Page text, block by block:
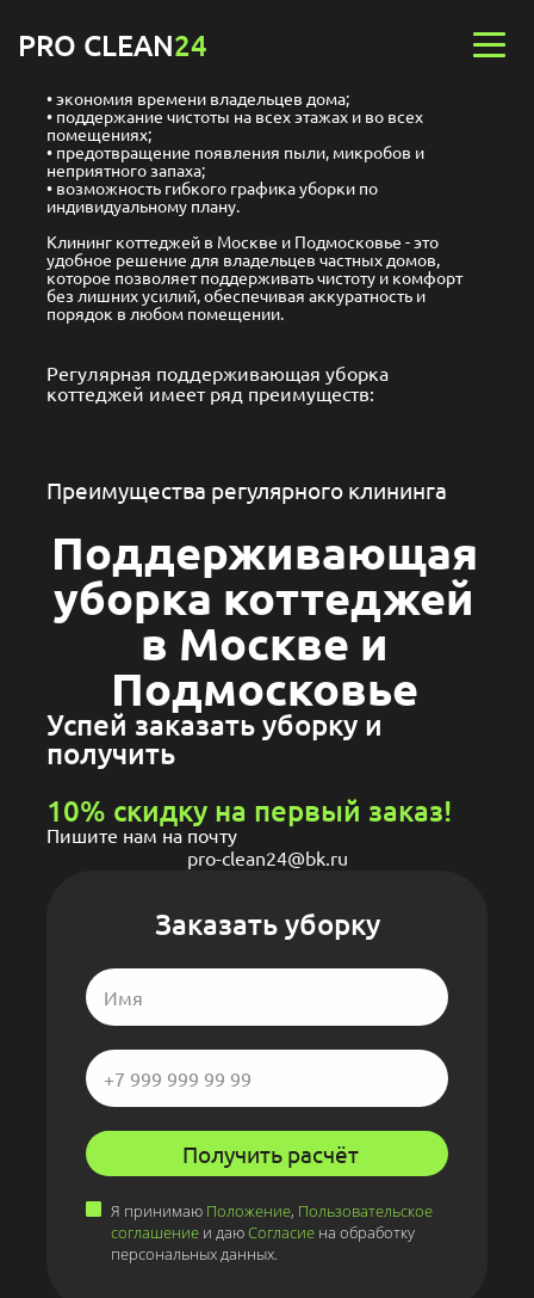
PRO CLEAN24
экономия времени владельцев дома;
поддержание чистоты на всех этажах и во всех
помещениях;
предотвращение появления пыли, микробов и
неприятного запаха;
возможность гибкого графика уборки по
индивидуальному плану.
Клининг коттеджей в Москве и Подмосковье - это
удобное решение для владельцев частных домов,
которое позволяет поддерживать чистоту и комфорт
без лишних усилий, обеспечивая аккуратность и
порядок в любом помещении.
Регулярная поддерживающая уборка
коттеджей имеет ряд преимуществ:
Преимущества регулярного клининга
Поддерживающая
уборка коттеджей
в Москве и
Подмосковье
Успей заказать уборку и
получить
10% скидку на первый заказ!
Пишите нам на почту
pro-clean24@bk.ru
Заказать уборку
Получить расчёт
Я принимаю Положение, Пользовательское
соглашение и даюСогласие на обработку
персональных данных.